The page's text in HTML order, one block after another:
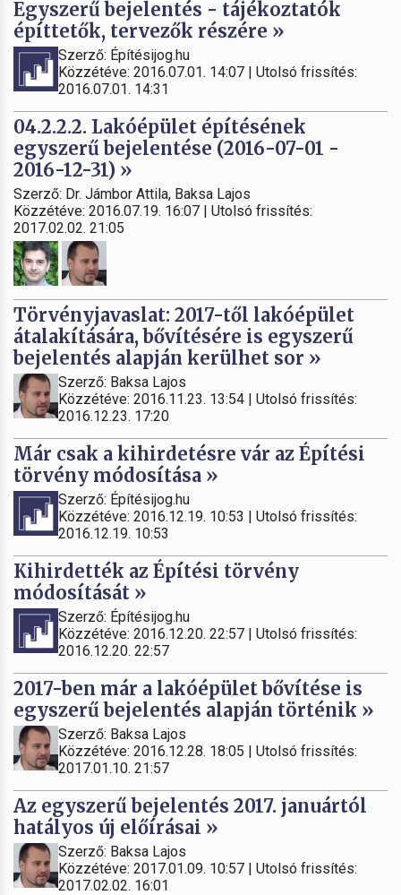
Egyszerű bejelentés - tájékoztatók
építtetők, tervezők részére »
Szerző: Építésijog.hu
Közzétéve: 2016.07.01. 14:07 | Utolsó frissítés:
2016.07.01. 14:31
04.2.2.2. Lakóépület építésének
egyszerű bejelentése (2016-07-01 -
2016-12-31) »
Szerző: Dr. Jámbor Attila, Baksa Lajos
Közzétéve: 2016.07.19. 16:07 | Utolsó frissítés:
2017.02.02. 21:05
Törvényjavaslat: 2017-től lakóépület
átalakítására, bővítésére is egyszerű
bejelentés alapján kerülhet sor »
Szerző: Baksa Lajos
Közzétéve: 2016.11.23. 13:54 | Utolsó frissítés:
2016.12.23. 17:20
Már csak a kihirdetésre vár az Építési
törvény módosítása »
Szerző: Építésijog.hu
Közzétéve: 2016.12.19. 10:53 | Utolsó frissítés:
2016.12.19. 10:53
Kihirdették az Építési törvény
módosítását »
Szerző: Építésijog.hu
Közzétéve: 2016.12.20. 22:57 | Utolsó frissítés:
2016.12.20. 22:57
2017-ben már a lakóépület bővítése is
egyszerű bejelentés alapján történik »
Szerző: Baksa Lajos
Közzétéve: 2016.12.28. 18:05 | Utolsó frissítés:
2017.01.10. 21:57
Az egyszerű bejelentés 2017. januártól
hatályos új előírásai »
Szerző: Baksa Lajos
Közzétéve: 2017.01.09. 10:57 | Utolsó frissítés:
2017.02.02. 16:01